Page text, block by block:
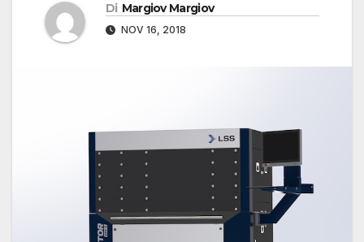
Di Margiov Margiov
NOV 16, 2018